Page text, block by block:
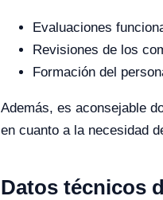
Evaluaciones
Revisiones de los
Formación del
Además, es aconsejable
en cuanto a la necesidad
Datos técnicos